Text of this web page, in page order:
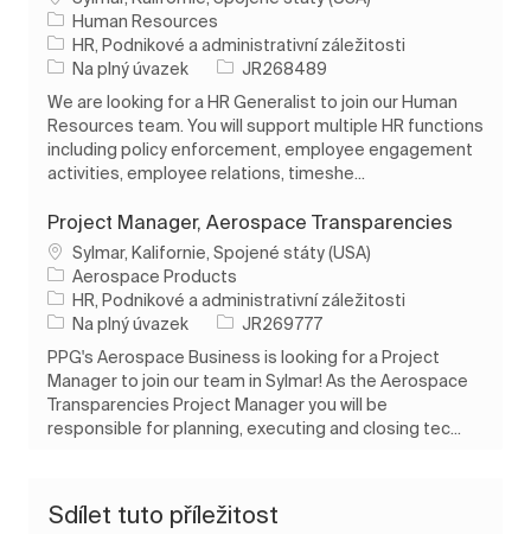
Human Resources
Kategorie
HR, Podnikové a administrativní záležitosti
Typ úlohy
Na plný úvazek ID úlohy
JR268489
We are looking for a HR Generalist to join our Human
Resources team. You will support multiple HR functions
including policy enforcement, employee engagement
activities, employee relations, timeshe...
Project Manager, Aerospace Transparencies
Umístění
Sylmar, Kalifornie, Spojené státy (USA)
Aerospace Products
Kategorie
HR, Podnikové a administrativní záležitosti
Typ úlohy
Na plný úvazek ID úlohy
JR269777
PPG's Aerospace Business is looking for a Project
Manager to join our team in Sylmar! As the Aerospace
Transparencies Project Manager you will be
responsible for planning, executing and closing tec...
Sdílet tuto příležitost